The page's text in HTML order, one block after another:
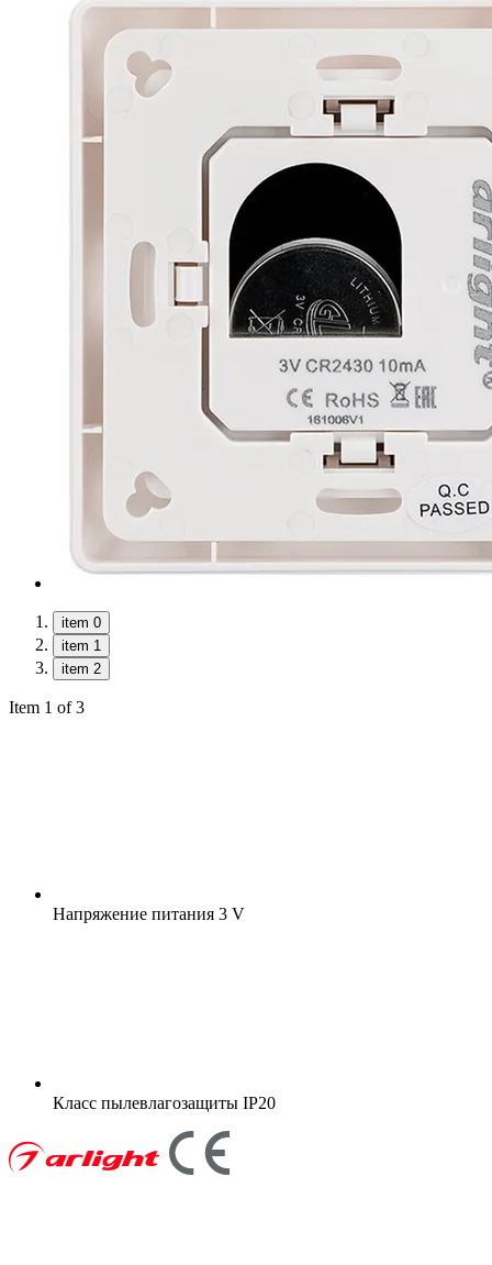
item 0
item 1
item 2
Item 1 of 3
Напряжение питания 3 V
Класс пылевлагозащиты IP20